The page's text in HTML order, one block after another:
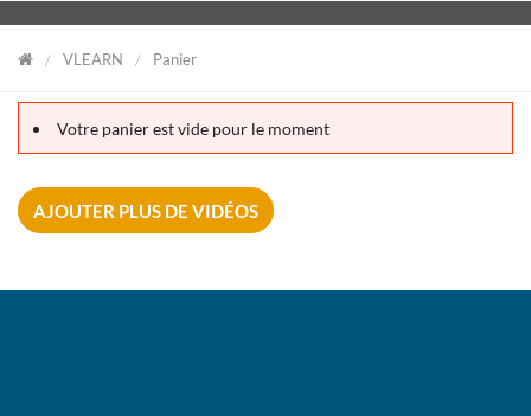
VLEARN Panier
Votre panier est vide pour le moment
AJOUTER PLUS DE VIDÉOS